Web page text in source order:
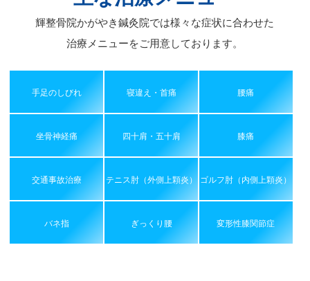
輝整骨院かがやき鍼灸院では様々な症状に合わせた
治療メニューをご用意しております。
手足のしびれ 寝違え・首痛 腰痛
坐骨神経痛 四十肩・五十肩 膝痛
交通事故治療 テニス肘（外側上顆炎） ゴルフ肘（内側上顆炎）
バネ指 ぎっくり腰 変形性膝関節症